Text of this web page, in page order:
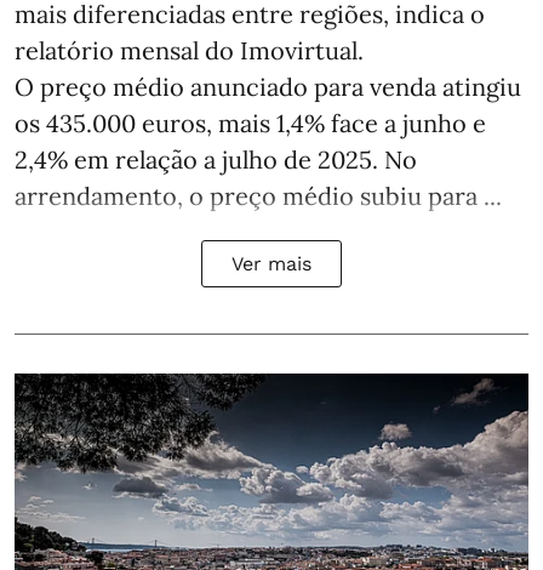
mais diferenciadas entre regiões, indica o
relatório mensal do Imovirtual.
O preço médio anunciado para venda atingiu
os 435.000 euros, mais 1,4% face a junho e
2,4% em relação a julho de 2025. No
arrendamento, o preço médio subiu para ...
Ver mais